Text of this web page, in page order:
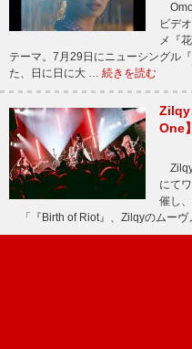
ビデ
メ『
テーマ。7月29日にニューシングル
た、日に日に大 … 続きを読む
Zilqy
One
Zilqy
にて
催し
「『Birth of Riot』、Zilqyのムー